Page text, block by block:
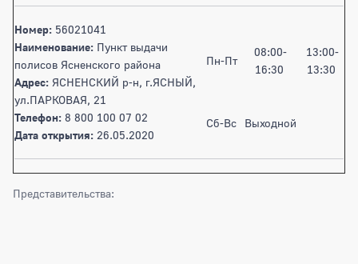
Представительства:
Номер: 56021041
Наименование: Пункт выдачи
полисов Ясненского района
Адрес: ЯСНЕНСКИЙ р-н, г.ЯСНЫЙ,
ул.ПАРКОВАЯ, 21
Телефон: 8 800 100 07 02
Дата открытия: 26.05.2020
Пн-Пт
08:00-
16:30
13:00-
13:30
Сб-Вс Выходной